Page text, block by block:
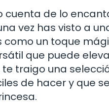
cuenta de lo
vez has visto a
como un toque
que puede
traigo una
de hacer y que